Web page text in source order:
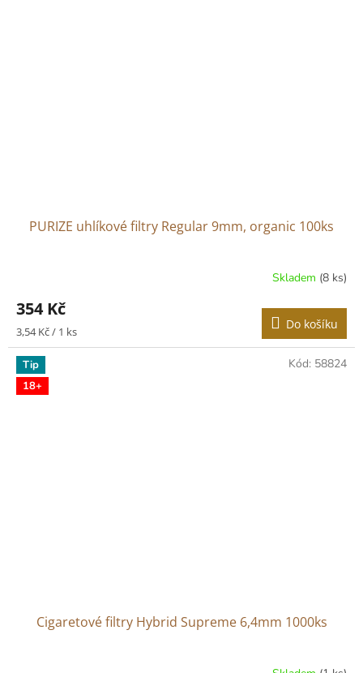
PURIZE uhlíkové filtry Regular 9mm, organic 100ks
Skladem (8 ks)
354 Kč
Měrná
cena:
3,54 Kč / 1 ks Do košíku
Tip
18+
Cigaretové filtry Hybrid Supreme 6,4mm 1000ks
Kód: 58824